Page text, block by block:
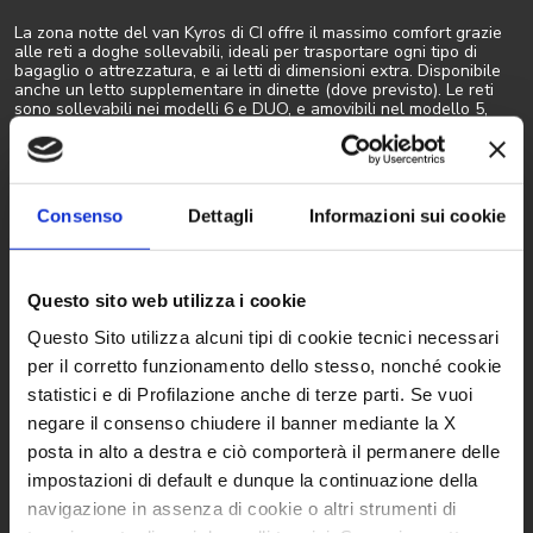
Consenso Dettagli Informazioni sui cookie
Questo sito web utilizza i cookie
Questo Sito utilizza alcuni tipi di cookie tecnici necessari
per il corretto funzionamento dello stesso, nonché cookie
statistici e di Profilazione anche di terze parti. Se vuoi
negare il consenso chiudere il banner mediante la X
posta in alto a destra e ciò comporterà il permanere delle
impostazioni di default e dunque la continuazione della
navigazione in assenza di cookie o altri strumenti di
La zona notte del van Kyros di CI offre il massimo comfort grazie
alle reti a doghe sollevabili, ideali per trasportare ogni tipo di
bagaglio o attrezzatura, e ai letti di dimensioni extra. Disponibile
anche un letto supplementare in dinette (dove previsto). Le reti
sono sollevabili nei modelli 6 e DUO, e amovibili nel modello 5,
doppio pavimento amovibile del modello DUO, i materassi “Sleep
Comfort” in tessuto traspirante e l’illuminazione 100% LED
completano questa zona notte. Dormi sogni tranquilli.